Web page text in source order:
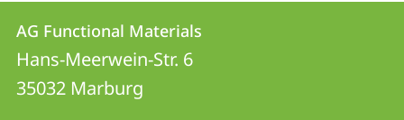
Contact
Contact
details
AG
AG Functional Materials
Hans-Meerwein-Str. 6
35032 Marburg